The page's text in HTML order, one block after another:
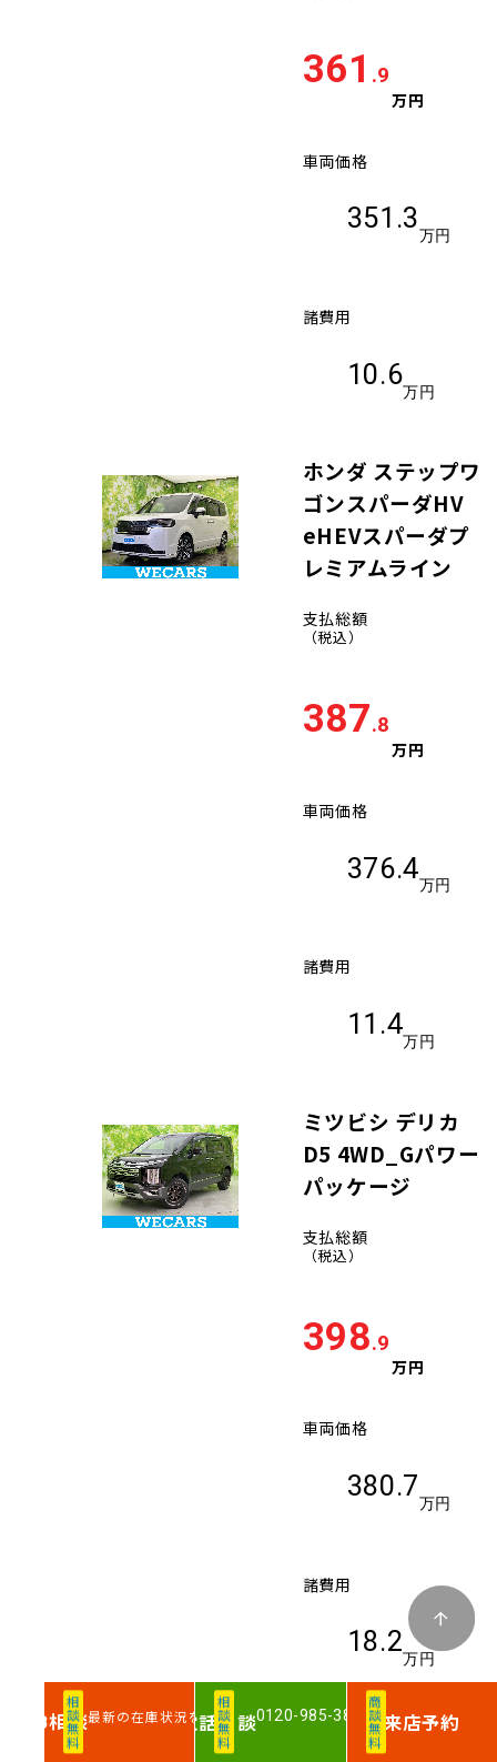
361 .9
万円
車両価格
351.3
万円
諸費用
10.6
万円
ホンダ ステップワ
ゴンスパーダHV
eHEVスパーダプ
レミアムライン
支払総額
（税込）
387.8
万円
車両価格
376.4
万円
諸費用
11.4
万円
ミツビシ デリカ
D5 4WD_Gパワー
パッケージ
支払総額
（税込）
398.9
万円
車両価格
380.7
万円
諸費用
18.2
万円
ホンダ ステップワ
相談無料
WEB相談最新の在庫状況を確認
相談無料
電話相談0120-985-386 商談無料来店予約